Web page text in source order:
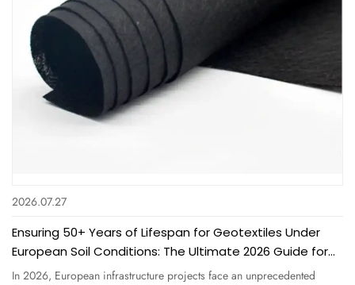
2026.07.27
Ensuring 50+ Years of Lifespan for Geotextiles Under
European Soil Conditions: The Ultimate 2026 Guide for
Procurement Professionals
In 2026, European infrastructure projects face an unprecedented